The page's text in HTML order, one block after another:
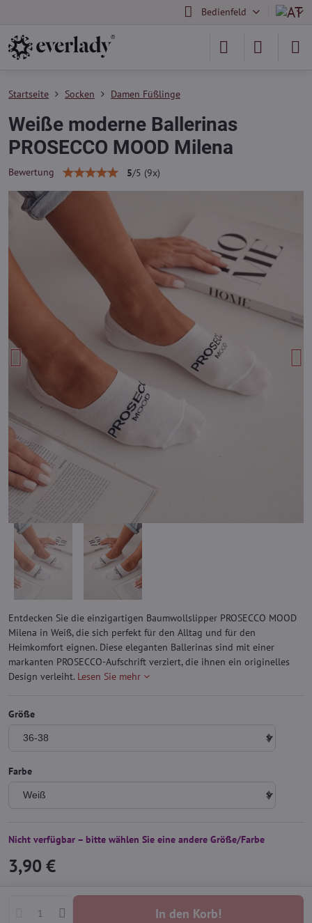
Bedienfeld
Startseite Socken Damen Füßlinge
Weiße moderne Ballerinas
PROSECCO MOOD Milena
Bewertung 5/5 (9x)
Entdecken Sie die einzigartigen Baumwollslipper PROSECCO MOOD
Milena in Weiß, die sich perfekt für den Alltag und für den
Heimkomfort eignen. Diese eleganten Ballerinas sind mit einer
markanten PROSECCO-Aufschrift verziert, die ihnen ein originelles
Design verleiht. Lesen Sie mehr
Größe
Farbe
Nicht verfügbar – bitte wählen Sie eine andere Größe/Farbe
3,90 €
In den Korb!